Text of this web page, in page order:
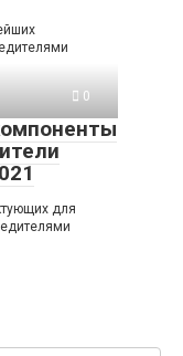
0
для